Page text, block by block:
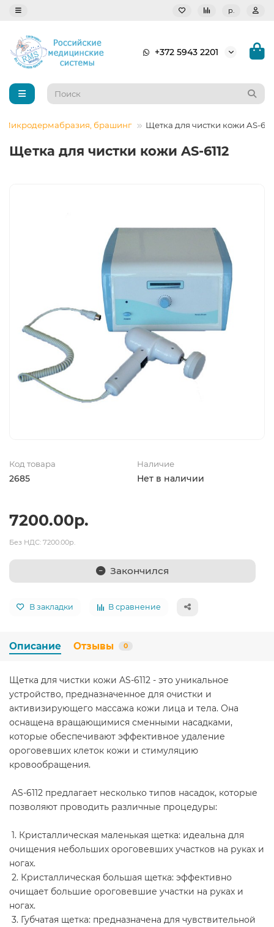
р.
+372 5943 2201
Микродермабразия, брашинг Щетка для чистки кожи AS-
Щетка для чистки кожи AS-6112
Код товара
2685
Наличие
Нет в наличии
7200.00р.
Без НДС: 7200.00р.
Закончился
В закладки В сравнение
Описание Отзывы 0
Щетка для чистки кожи AS-6112 - это уникальное
устройство, предназначенное для очистки и
активизирующего массажа кожи лица и тела. Она
оснащена вращающимися сменными насадками,
которые обеспечивают эффективное удаление
ороговевших клеток кожи и стимуляцию
кровообращения.
AS-6112 предлагает несколько типов насадок, которые
позволяют проводить различные процедуры:
1. Кристаллическая маленькая щетка: идеальна для
очищения небольших ороговевших участков на руках и
ногах.
2. Кристаллическая большая щетка: эффективно
очищает большие ороговевшие участки на руках и
ногах.
3. Губчатая щетка: предназначена для чувствительной